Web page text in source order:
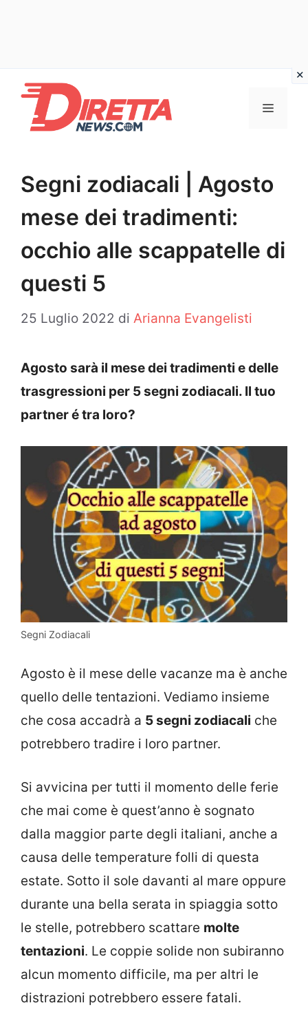
contenuto
Menu
Segni zodiacali | Agosto
mese dei tradimenti:
occhio alle scappatelle di
questi 5
25 Luglio 2022 di Arianna Evangelisti
Agosto sarà il mese dei tradimenti e delle
trasgressioni per 5 segni zodiacali. Il tuo
partner é tra loro?
Segni Zodiacali
Agosto è il mese delle vacanze ma è anche
quello delle tentazioni. Vediamo insieme
che cosa accadrà a 5 segni zodiacali che
potrebbero tradire i loro partner.
Si avvicina per tutti il momento delle ferie
che mai come è quest’anno è sognato
dalla maggior parte degli italiani, anche a
causa delle temperature folli di questa
estate. Sotto il sole davanti al mare oppure
durante una bella serata in spiaggia sotto
le stelle, potrebbero scattare molte
tentazioni. Le coppie solide non subiranno
alcun momento difficile, ma per altri le
distrazioni potrebbero essere fatali.